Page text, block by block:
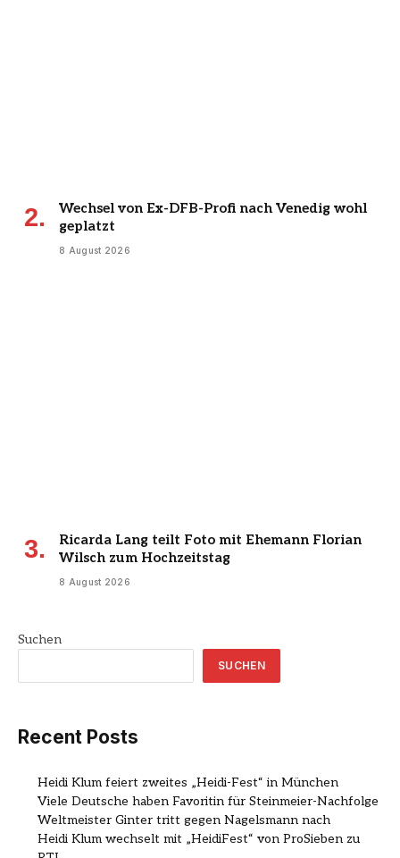
Wechsel von Ex-DFB-Profi nach Venedig wohl
geplatzt
8 August 2026
Ricarda Lang teilt Foto mit Ehemann Florian
Wilsch zum Hochzeitstag
8 August 2026
Suchen
SUCHEN
Recent Posts
Heidi Klum feiert zweites „Heidi-Fest“ in München
Viele Deutsche haben Favoritin für Steinmeier-Nachfolge
Weltmeister Ginter tritt gegen Nagelsmann nach
Heidi Klum wechselt mit „HeidiFest“ von ProSieben zu